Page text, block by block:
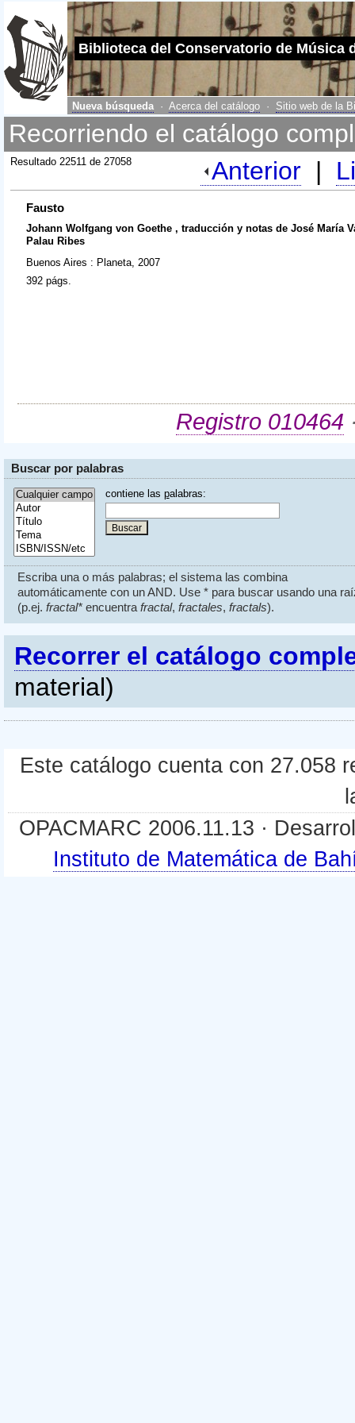
Biblioteca del Conservatorio de Música
Nueva búsqueda ·Acerca del catálogo · Sitio web de la
Recorriendo el catálogo
Resultado 22511 de 27058 Anterior |
Fausto
Johann Wolfgang von Goethe , traducción y notas de José María
Palau Ribes
Buenos Aires : Planeta, 2007
392 págs.
Registro 010464
Buscar por palabras
contiene las palabras:
Escriba una o más palabras; el sistema las combina
automáticamente con un AND. Use * para buscar usando una
(p.ej. fractal*encuentra fractal, fractales, fractals).
Recorrer el catálogo
material)
Este catálogo cuenta con 27.058
OPACMARC 2006.11.13 ·
Instituto de Matemática de